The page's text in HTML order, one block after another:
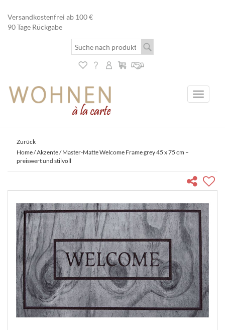
Versandkostenfrei ab 100 €
90 Tage Rückgabe
Toggle
Zurück
Home/Akzente/ Master-Matte Welcome Frame grey 45 x 75 cm –
preiswert und stilvoll